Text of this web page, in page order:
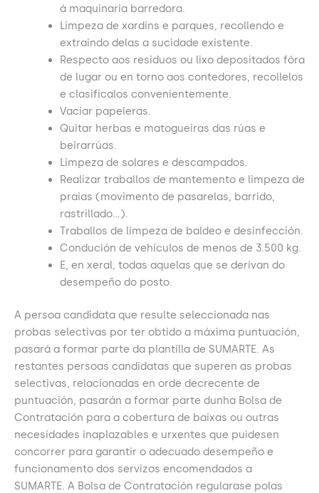
á maquinaria barredora.
Limpeza de xardíns e parques, recollendo e
extraindo delas a sucidade existente.
Respecto aos residuos ou lixo depositados fóra
de lugar ou en torno aos contedores, recollelos
e clasificalos convenientemente.
Vaciar papeleras.
Quitar herbas e matogueiras das rúas e
beirarrúas.
Limpeza de solares e descampados.
Realizar traballos de mantemento e limpeza de
praias (movimento de pasarelas, barrido,
rastrillado…).
Traballos de limpeza de baldeo e desinfección.
Condución de vehículos de menos de 3.500 kg.
E, en xeral, todas aquelas que se derivan do
desempeño do posto.
A persoa candidata que resulte seleccionada nas
probas selectivas por ter obtido a máxima puntuación,
pasará a formar parte da plantilla de SUMARTE. As
restantes persoas candidatas que superen as probas
selectivas, relacionadas en orde decrecente de
puntuación, pasarán a formar parte dunha Bolsa de
Contratación para a cobertura de baixas ou outras
necesidades inaplazables e urxentes que puidesen
concorrer para garantir o adecuado desempeño e
funcionamento dos servizos encomendados a
SUMARTE. A Bolsa de Contratación regularase polas